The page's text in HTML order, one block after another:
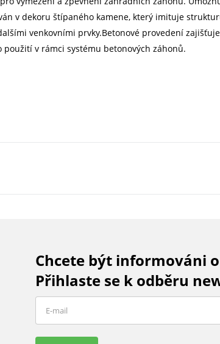
v dekoru štípaného kamene, který imituje
venkovními prvky.Betonové provedení
v rámci systému betonových záhonů.
Chcete být informováni
Přihlaste se k odběru